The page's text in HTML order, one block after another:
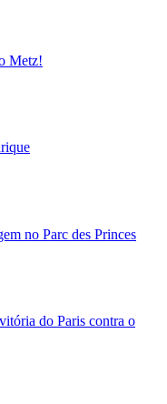
Metz!
no Parc des Princes
do Paris contra o